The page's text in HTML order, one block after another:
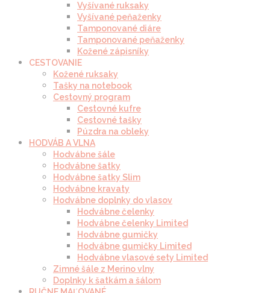
Vyšívané ruksaky
Vyšívané peňaženky
Tamponované diáre
Tamponované peňaženky
Kožené zápisníky
CESTOVANIE
Kožené ruksaky
Tašky na notebook
Cestovný program
Cestovné kufre
Cestovné tašky
Púzdra na obleky
HODVÁB A VLNA
Hodvábne šále
Hodvábne šatky
Hodvábne šatky Slim
Hodvábne kravaty
Hodvábne doplnky do vlasov
Hodvábne čelenky
Hodvábne čelenky Limited
Hodvábne gumičky
Hodvábne gumičky Limited
Hodvábne vlasové sety Limited
Zimné šále z Merino vlny
Doplnky k šatkám a šálom